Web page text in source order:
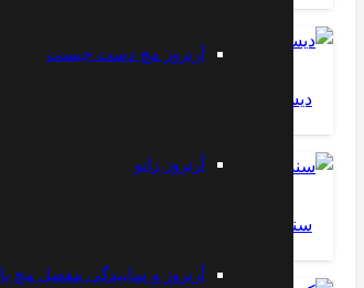
آرتروز مچ دست چیست
آرتروز زانو
آرتروز و ساییدگی مفصل مچ پا
دیسک کمر
سندروم پلیکا